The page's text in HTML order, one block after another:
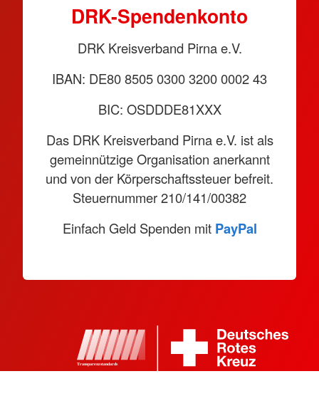
DRK-Spendenkonto
DRK Kreisverband Pirna e.V.
IBAN: DE80 8505 0300 3200 0002 43
BIC: OSDDDE81XXX
Das DRK Kreisverband Pirna e.V. ist als
gemeinnützige Organisation anerkannt
und von der Körperschaftssteuer befreit.
Steuernummer 210/141/00382
Einfach Geld Spenden mit PayPal